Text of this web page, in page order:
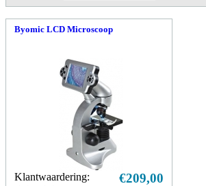
Byomic LCD Microscoop
Klantwaardering: €209,00